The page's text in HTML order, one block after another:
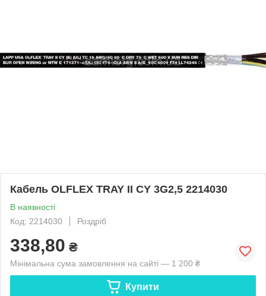
Кабель OLFLEX TRAY II CY 3G2,5 2214030
В наявності
Код: 2214030
Роздріб
338,80 ₴
Мінімальна сума замовлення на сайті — 1 200 ₴
Купити